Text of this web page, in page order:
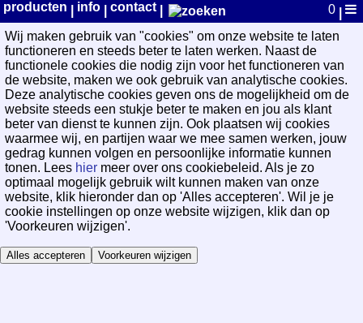
WayPoint Cookievoorkeuren
Wij maken gebruik van "cookies" om onze website te laten
functioneren en steeds beter te laten werken. Naast de
functionele cookies die nodig zijn voor het functioneren van
de website, maken we ook gebruik van analytische cookies.
Deze analytische cookies geven ons de mogelijkheid om de
website steeds een stukje beter te maken en jou als klant
beter van dienst te kunnen zijn. Ook plaatsen wij cookies
waarmee wij, en partijen waar we mee samen werken, jouw
gedrag kunnen volgen en persoonlijke informatie kunnen
tonen. Lees hier meer over ons cookiebeleid. Als je zo
optimaal mogelijk gebruik wilt kunnen maken van onze
website, klik hieronder dan op 'Alles accepteren'. Wil je je
cookie instellingen op onze website wijzigen, klik dan op
'Voorkeuren wijzigen'.
Alles accepteren Voorkeuren wijzigen
producten info contact| 0